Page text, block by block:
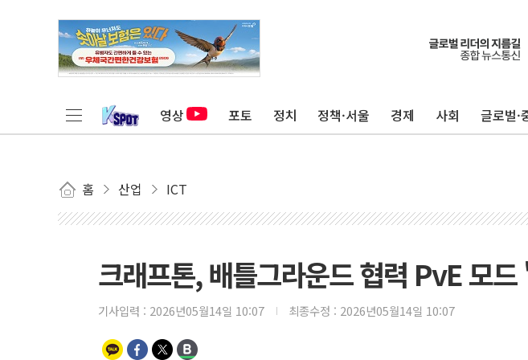
영상 포토 정치 정책·서울 경제 사회 글로벌·
홈 산업 ICT
크래프톤, 배틀그라운드 협력 PvE 모
기사입력 : 2026년05월14일 10:07 최종수정 : 2026년05월14일 10:07